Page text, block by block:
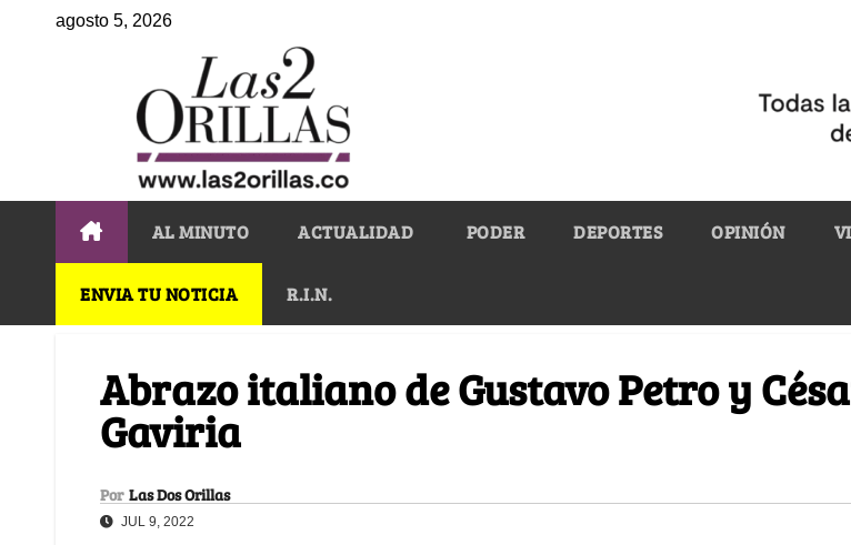
agosto 5, 2026
AL MINUTO ACTUALIDAD PODER DEPORTES OPINIÓN
ENVIA TU NOTICIA R.I.N.
Abrazo italiano de Gustavo Petro y
Gaviria
Por Las Dos Orillas
JUL 9, 2022